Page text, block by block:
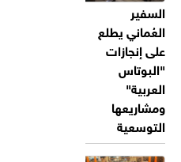
السفير
العُماني يطلع
على إنجازات
"البوتاس
العربية"
ومشاريعها
التوسعية